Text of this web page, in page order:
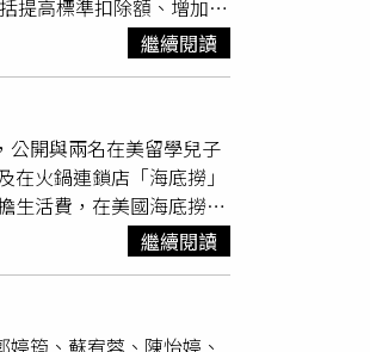
經外聘委員及校內評審評
門票等皆屬必要支出，費
招標前已請學生提出想去
，釐清對行程與費用的
提高標準扣除額、增加兒
稅金額逾千億美元。與此
準會主席，市場將其評論
資本支出，驅動美股科技
酬指數(含息)全年飆升
金價2025全年大漲約
人顯然更傾向「收益優
全年淨申購前10名中，固
持續看好風險性資產的
端服務與電力基礎設施三
國家如新加坡股市，或
市回檔時機，落實紀律
繼續閱讀
公開與兩名在美留學兒子
火鍋連鎖店「海底撈」
生活費，在美國海底撈任
甚至會忙到深夜十二點、
管視工作表現分配。Josh
繼續閱讀